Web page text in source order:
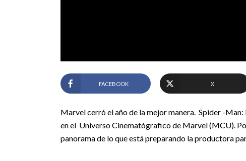
FACEBOOK X
Marvel cerró el año de la mejor manera. Spider -
en el Universo Cinematógrafico de Marvel (MCU).
panorama de lo que está preparando la productora